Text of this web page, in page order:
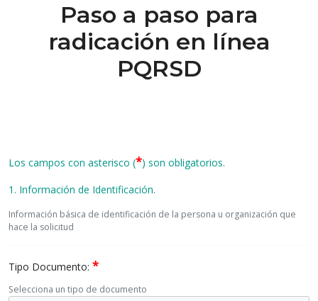
Paso a paso para
radicación en línea
PQRSD
Los campos con asterisco (*) son obligatorios.
1. Información de Identificación.
Información básica de identificación de la persona u organización que
hace la solicitud
Tipo Documento: *
Selecciona un tipo de documento